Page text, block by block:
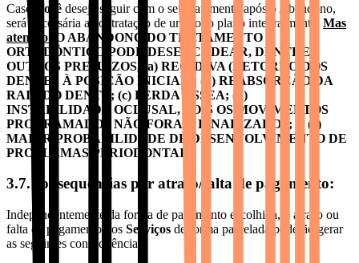
Caso
Você deseje seguir com o seu tratamento após o Abandono,
será necessária a contratação de um novo plano integralmente.
Mas
atenção:
O ABANDONO DO TRATAMENTO
ORTODÔNTICO PODE DESENCADEAR, DENTRE
OUTROS PREJUÍZOS, (a) RECIDIVA (RETORNO DOS
DENTES À POSIÇÃO INICIAL); (b) REABSORÇÃO DA
RAIZ DO DENTE; (c) PERDA ÓSSEA; (d)
INSTABILIDADE OCLUSAL, POIS OS MOVIMENTOS
PROGRAMADOS NÃO FORAM FINALIZADOS; E (e)
MAIOR PROBABILIDADE DE DESENVOLVIMENTO DE
PROBLEMAS PERIODONTAIS.
3.7. consequências por atraso/falta de pagamento:
Independentemente da forma de pagamento escolhida, o atraso ou
falta de pagamento dos Serviços de forma parcelada poderão gerar
as seguintes consequências: